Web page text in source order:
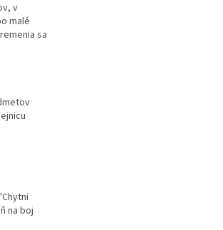
v
malé
sa
na boj